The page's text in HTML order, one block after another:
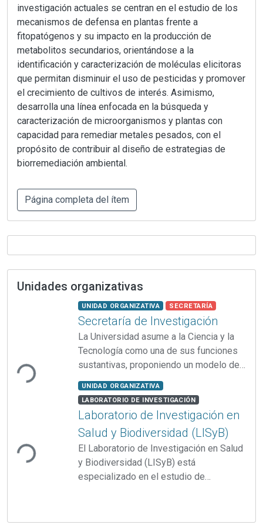
investigación actuales se centran en el estudio de los
mecanismos de defensa en plantas frente a
fitopatógenos y su impacto en la producción de
metabolitos secundarios, orientándose a la
identificación y caracterización de moléculas elicitoras
que permitan disminuir el uso de pesticidas y promover
el crecimiento de cultivos de interés. Asimismo,
desarrolla una línea enfocada en la búsqueda y
caracterización de microorganismos y plantas con
capacidad para remediar metales pesados, con el
propósito de contribuir al diseño de estrategias de
biorremediación ambiental.
Página completa del ítem
Unidades organizativas
Cargando...
Item type:
UNIDAD ORGANIZATIVA , SECRETARÍA
Secretaría de Investigación
La Universidad asume a la Ciencia y la
Tecnología como una de sus funciones
sustantivas, proponiendo un modelo de
construcción de conocimiento colectivo,
participativo, interdisciplinario y
transferible. La Secretaría de
Investigación es la encargada de llevar
adelante las políticas de CyT y de
ejecutar un conjunto de acciones que
hacen efectivo el ejercicio de la
investigación, el desarrollo y la
Cargando...
Item type:
UNIDAD ORGANIZATIVA
LABORATORIO DE INVESTIGACIÓN
Laboratorio de Investigación en
Salud y Biodiversidad (LISyB)
El Laboratorio de Investigación en Salud
y Biodiversidad (LISyB) está
especializado en el estudio de